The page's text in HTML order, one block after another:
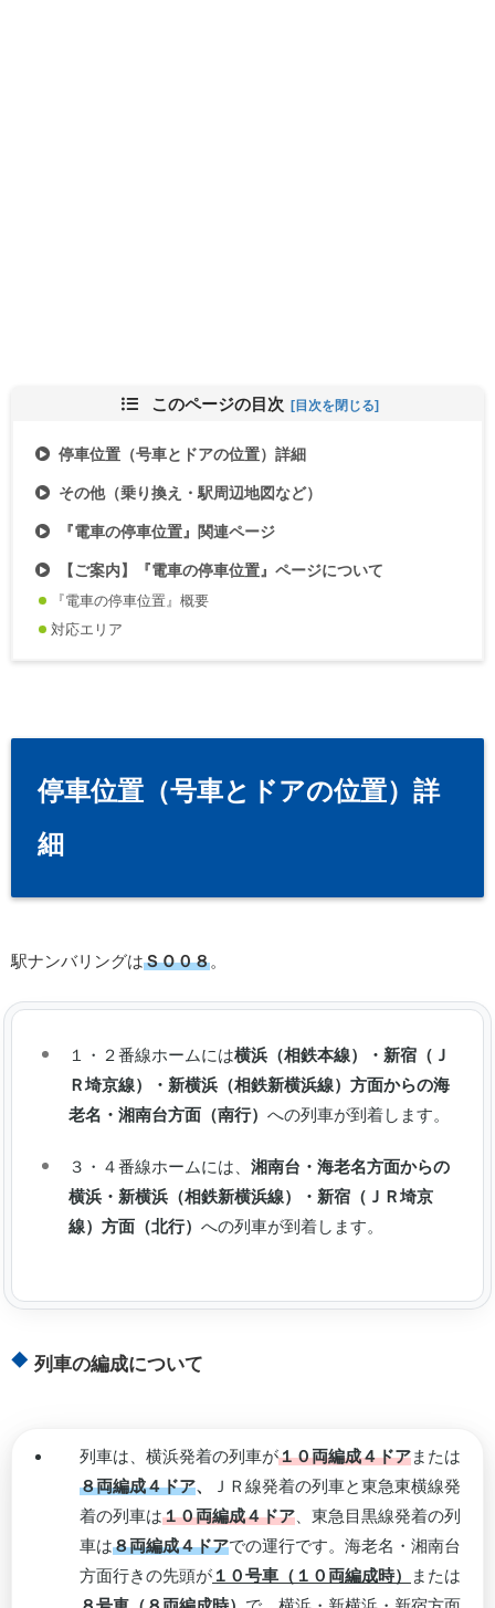
このページの目次
停車位置（号車とドアの位置）詳細
その他（乗り換え・駅周辺地図など）
『電車の停車位置』関連ページ
【ご案内】『電車の停車位置』ページについて
『電車の停車位置』概要
対応エリア
停車位置（号車とドアの位置）詳
細
駅ナンバリングはＳＯ０８。
１・２番線ホームには横浜（相鉄本線）・新宿（Ｊ
Ｒ埼京線）・新横浜（相鉄新横浜線）方面からの海
老名・湘南台方面（南行） への列車が到着します。
３・４番線ホームには、 湘南台・海老名方面からの
横浜・新横浜（相鉄新横浜線）・新宿（ＪＲ埼京
線）方面（北行） への列車が到着します。
列車の編成について
列車は、横浜発着の列車が１０両編成４ドアまたは
８両編成４ドア、
ＪＲ線発着の列車と東急東横線発
着の列車は１０両編成４ドア 、東急目黒線発着の列
車は８両編成４ドアでの運行です。海老名・湘南台
方面行きの先頭が １０号車（１０両編成時）
または